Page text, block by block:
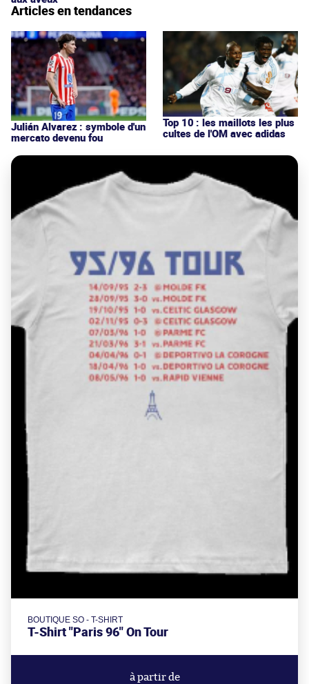
Articles en tendances
Julián Alvarez : symbole d'un
mercato devenu fou
Top 10 : les maillots les plus
cultes de l'OM avec adidas
BOUTIQUE SO - T-SHIRT
T-Shirt "Paris 96" On Tour
à partir de